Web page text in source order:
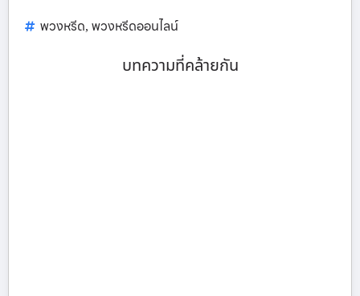
พวงหรีด, พวงหรีดออนไลน์
บทความที่คล้ายกัน